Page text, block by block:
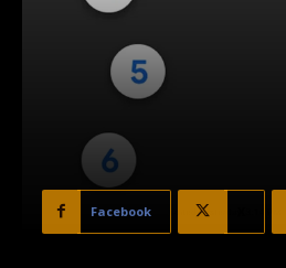
Facebook